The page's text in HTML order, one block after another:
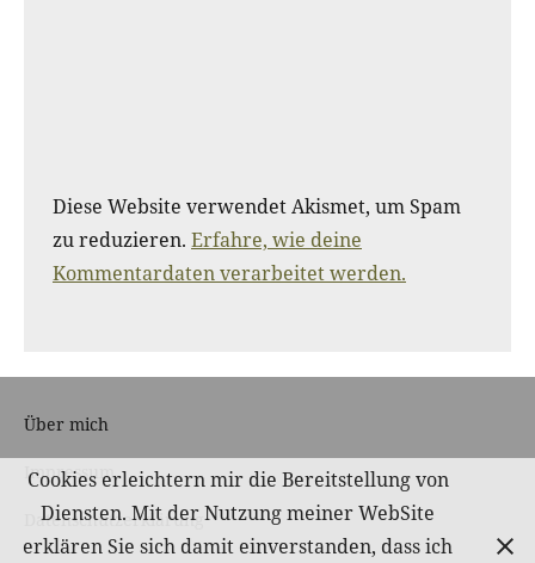
Diese Website verwendet Akismet, um Spam
zu reduzieren. Erfahre, wie deine
Kommentardaten verarbeitet werden.
Über mich
Impressum
Datenschutzerklärung
Cookies erleichtern mir die Bereitstellung von
Diensten. Mit der Nutzung meiner WebSite
erklären Sie sich damit einverstanden, dass ich